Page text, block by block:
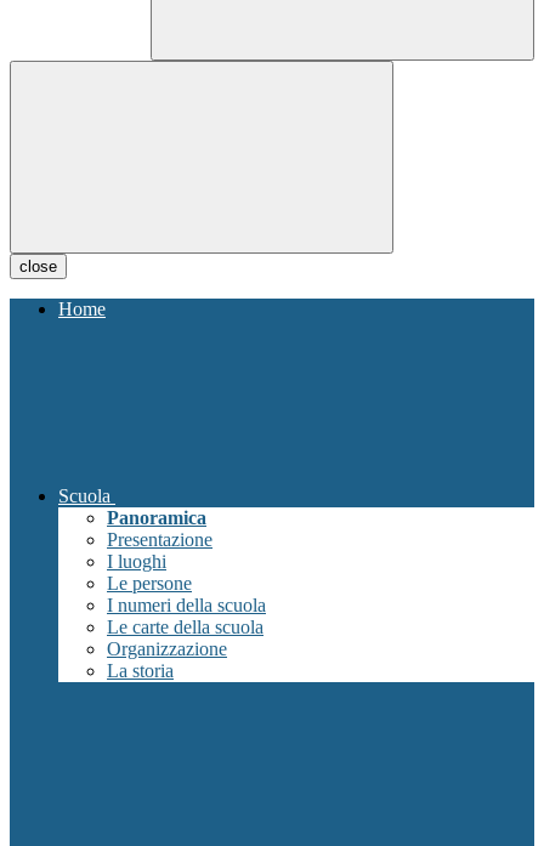
close
Home
Scuola
Panoramica
Presentazione
I luoghi
Le persone
I numeri della scuola
Le carte della scuola
Organizzazione
La storia